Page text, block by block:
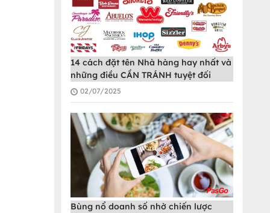
14 cách đặt tên Nhà hàng hay nhất và
những điều CẦN TRÁNH tuyệt đối
02/07/2025
Bùng nổ doanh số nhờ chiến lược